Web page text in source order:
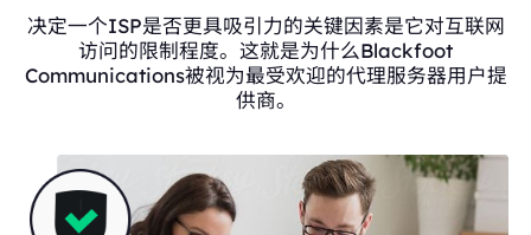
决定一个ISP是否更具吸引力的关键因素是它对互联网
访问的限制程度。这就是为什么Blackfoot
Communications被视为最受欢迎的代理服务器用户提
供商。